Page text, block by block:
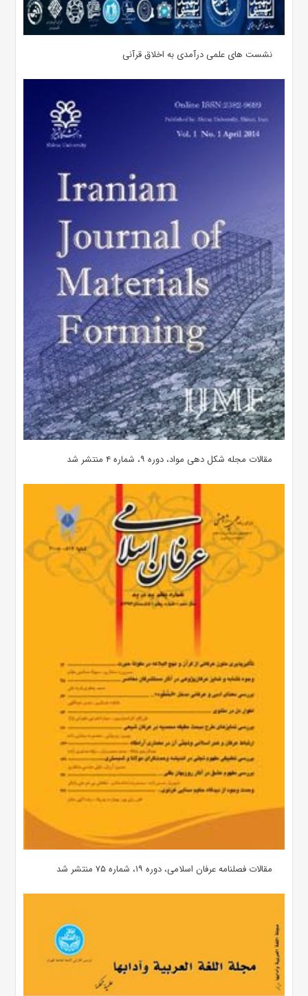
نشست های علمی درآمدی به اخلاق قرآنی
مقالات مجله شکل دهی مواد، دوره ۹، شماره ۴ منتشر شد
مقالات فصلنامه عرفان اسلامی، دوره ۱۹، شماره ۷۵ منتشر شد